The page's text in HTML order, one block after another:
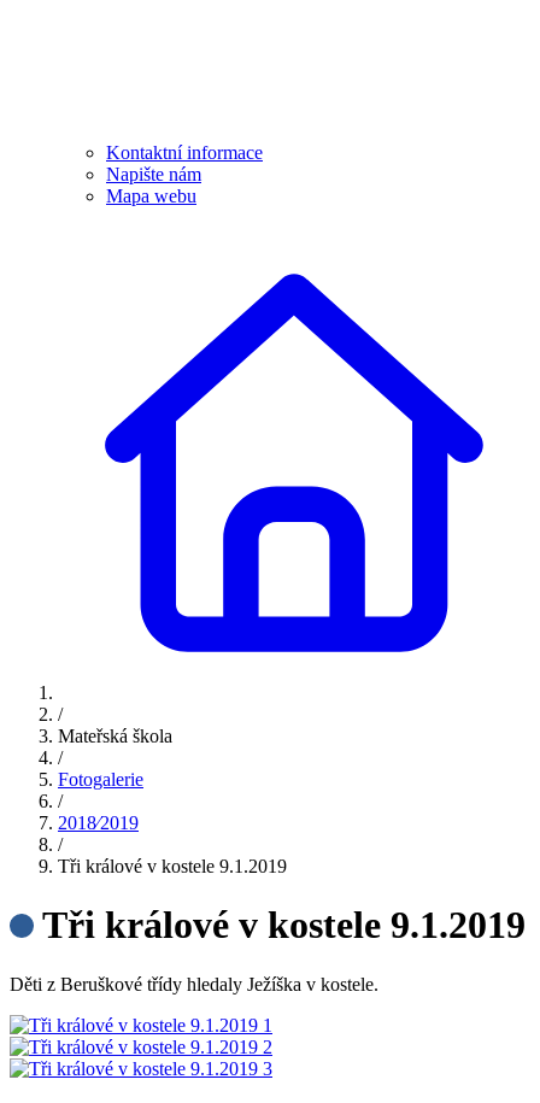
Kontaktní informace
Napište nám
Mapa webu
/
Mateřská škola
/
Fotogalerie
/
2018⁄2019
/
Tři králové v kostele 9.1.2019
Tři králové v kostele 9.1.2019
Děti z Beruškové třídy hledaly Ježíška v kostele.